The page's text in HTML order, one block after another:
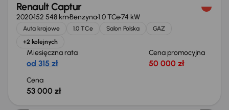
Renault Captur
2020152 548 kmBenzyna1.0 TCe74 kW
Auta krajowe 1.0 TCe Salon Polska
GAZ
+2 kolejnych
Miesięczna rata
od 315 zł
Cena promocyjna
50 000 zł
Cena
53 000 zł
Taniej o 2 000 zł